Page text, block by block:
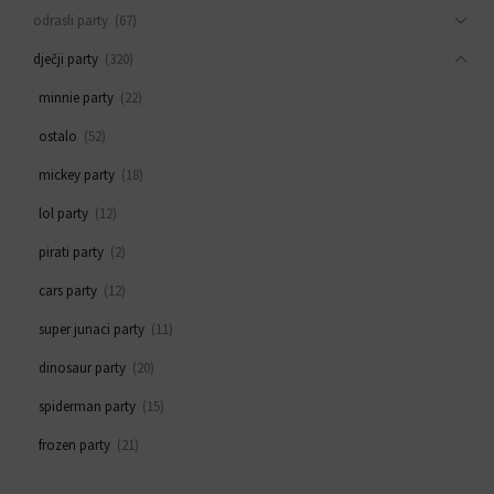
odrasli party (67)
dječji party (320)
minnie party (22)
ostalo (52)
mickey party (18)
lol party (12)
pirati party (2)
cars party (12)
super junaci party (11)
dinosaur party (20)
spiderman party (15)
frozen party (21)